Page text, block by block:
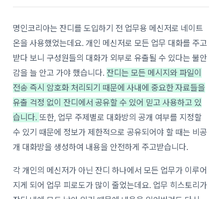
명인코리아는 잔디를 도입하기 전 업무용 메신저로 네이트
온을 사용했었는데요. 개인 메신저로 모든 업무 대화를 주고
받다 보니 구성원들의 대화가 외부로 유출될 수 있다는 불안
감을 늘 안고 가야 했습니다.잔디는 모든 메시지와 파일이
전송 즉시 암호화 처리되기 때문에 사내에 중요한 자료들을
유출 걱정 없이 잔디에서 공유할 수 있어 믿고 사용하고 있
습니다.또한, 업무 주제별로 대화방의 공개 여부를 지정할
수 있기 때문에 정보가 제한적으로 공유되어야 할 때는 비공
개 대화방을 생성하여 내용을 안전하게 주고받습니다.
각 개인의 메신저가 아닌 잔디 하나에서 모든 업무가 이루어
지게 되어 업무 피로도가 많이 줄었는데요. 업무 히스토리가